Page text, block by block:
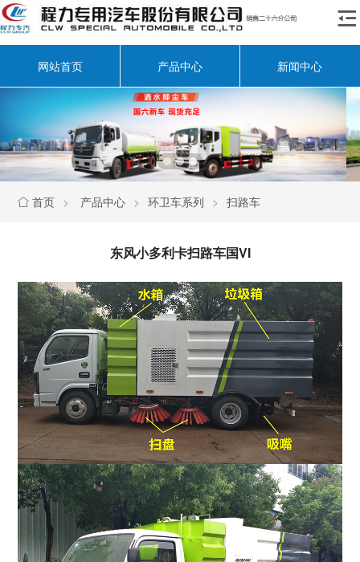

网站首页 产品中心 新闻中心
 首页 > 产品中心 > 环卫车系列 > 扫路车
东风小多利卡扫路车国VI